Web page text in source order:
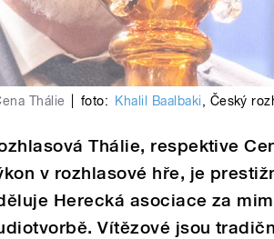
Thálie foto: Khalil Baalbaki, Český
Thálie, respektive
v rozhlasové hře, je
Herecká asociace za
Vítězové jsou